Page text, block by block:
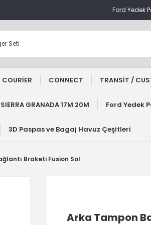
Ford Yedek
COURİER CONNECT TRANSİT /
GRANADA 17M 20M Ford Yedek
3D Paspas ve Bagaj Havuz Çeşitleri
Braketi Fusion Sol
Arka Tampon